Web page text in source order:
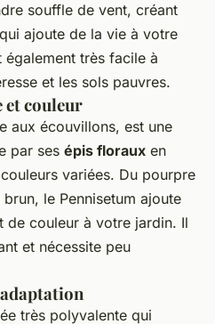
souffle de vent, créant
ajoute de la vie à votre
également très facile à
et les sols pauvres.
et couleur
aux écouvillons, est une
par ses épis floraux en
variées. Du pourpre
le Pennisetum ajoute
de couleur à votre jardin. Il
et nécessite peu
très polyvalente qui